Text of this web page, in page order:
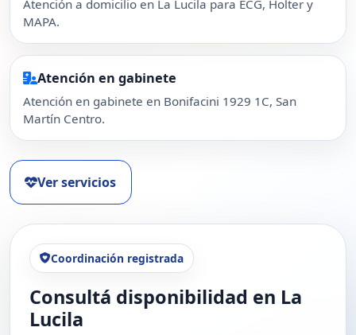
Atención a domicilio en La Lucila para ECG, Holter y
MAPA.
Atención en gabinete
Atención en gabinete en Bonifacini 1929 1C, San
Martín Centro.
Ver servicios
Coordinación registrada
Consultá disponibilidad en La
Lucila